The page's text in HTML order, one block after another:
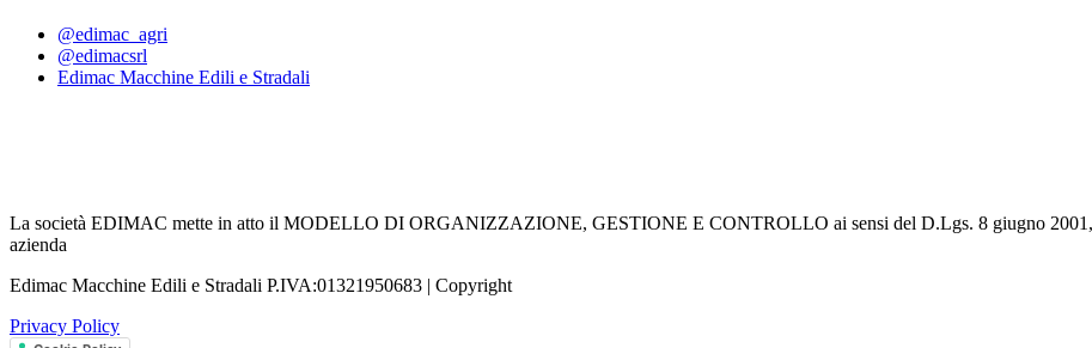
@edimac_agri
@edimacsrl
Edimac Macchine Edili e Stradali
La società EDIMAC mette in atto il MODELLO DI ORGANIZZAZIONE, GESTIONE E CONTROLLO ai sensi del D.Lgs. 8 giugno 2001,
azienda
Edimac Macchine Edili e Stradali P.IVA:01321950683 | Copyright
Privacy Policy